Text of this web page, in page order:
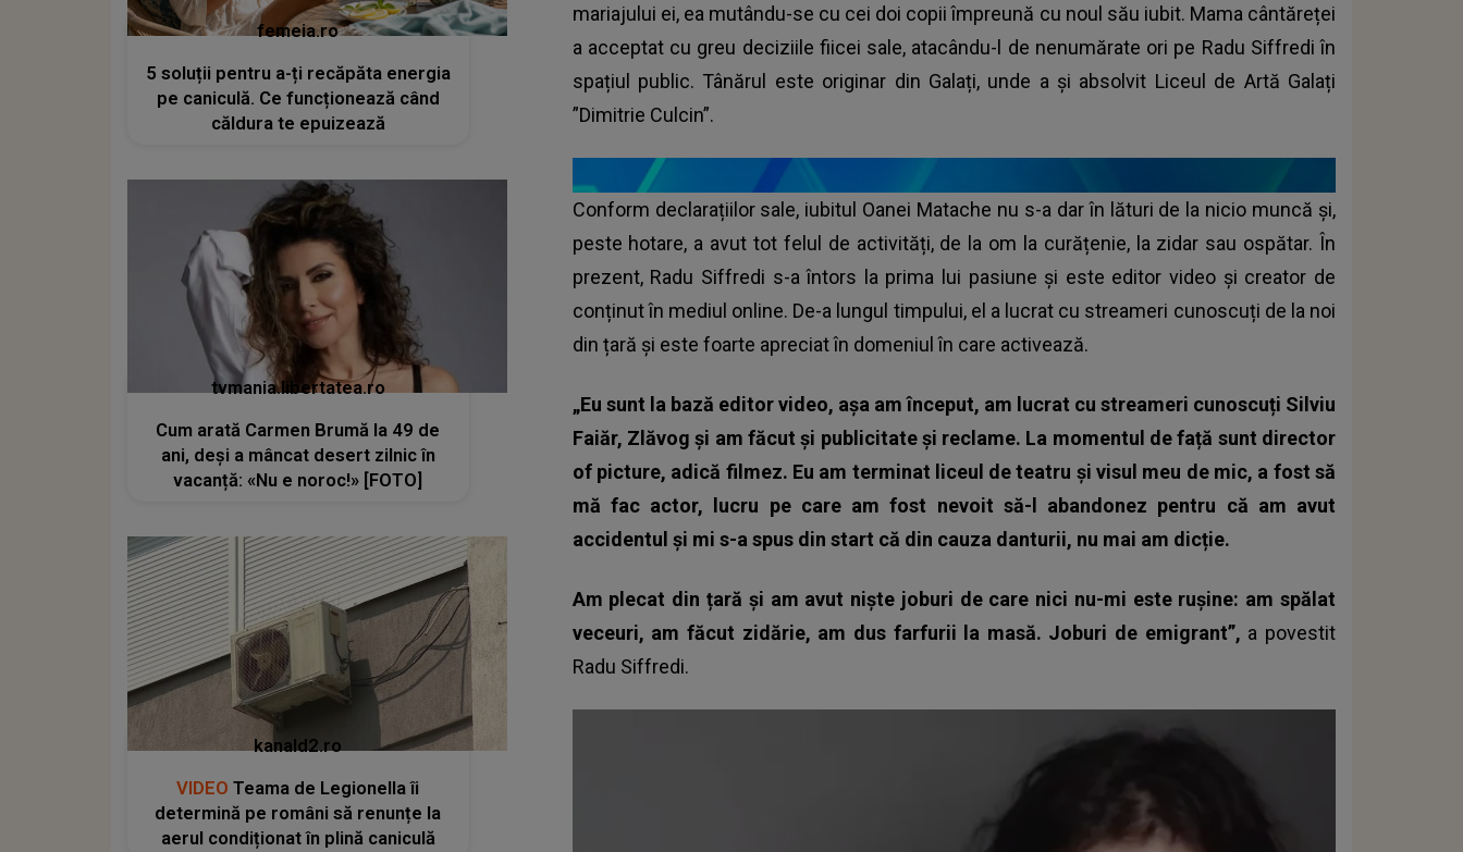
mariajului ei, ea mutându-se cu cei doi copii împreună cu noul său iubit. Mama cântăreței
a acceptat cu greu deciziile fiicei sale, atacându-l de nenumărate ori pe Radu Siffredi în
spațiul public. Tânărul este originar din Galați, unde a și absolvit Liceul de Artă Galați
”Dimitrie Culcin”.
Conform declarațiilor sale, iubitul Oanei Matache nu s-a dar în lături de la nicio muncă și,
peste hotare, a avut tot felul de activități, de la om la curățenie, la zidar sau ospătar. În
prezent, Radu Siffredi s-a întors la prima lui pasiune și este editor video și creator de
conținut în mediul online. De-a lungul timpului, el a lucrat cu streameri cunoscuți de la noi
din țară și este foarte apreciat în domeniul în care activează.
„Eu sunt la bază editor video, așa am început, am lucrat cu streameri cunoscuți Silviu
Faiăr, Zlăvog și am făcut și publicitate și reclame. La momentul de față sunt director
of picture, adică filmez. Eu am terminat liceul de teatru și visul meu de mic, a fost să
mă fac actor, lucru pe care am fost nevoit să-l abandonez pentru că am avut
accidentul și mi s-a spus din start că din cauza danturii, nu mai am dicție.
Am plecat din țară și am avut niște joburi de care nici nu-mi este rușine: am spălat
veceuri, am făcut zidărie, am dus farfurii la masă. Joburi de emigrant”, a povestit
Radu Siffredi.
femeia.ro
5 soluții pentru a-ți recăpăta energia
pe caniculă. Ce funcționează când
căldura te epuizează
tvmania.libertatea.ro
Cum arată Carmen Brumă la 49 de
ani, deși a mâncat desert zilnic în
vacanță: «Nu e noroc!» [FOTO]
kanald2.ro
VIDEO Teama de Legionella îi
determină pe români să renunțe la
aerul condiționat în plină caniculă